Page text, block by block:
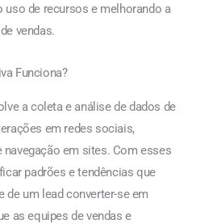
uso de recursos e melhorando a
vendas.
Funciona?
a coleta e análise de dados de
em redes sociais,
em sites. Com esses
padrões e tendências que
de um lead converter-se em
as equipes de vendas e